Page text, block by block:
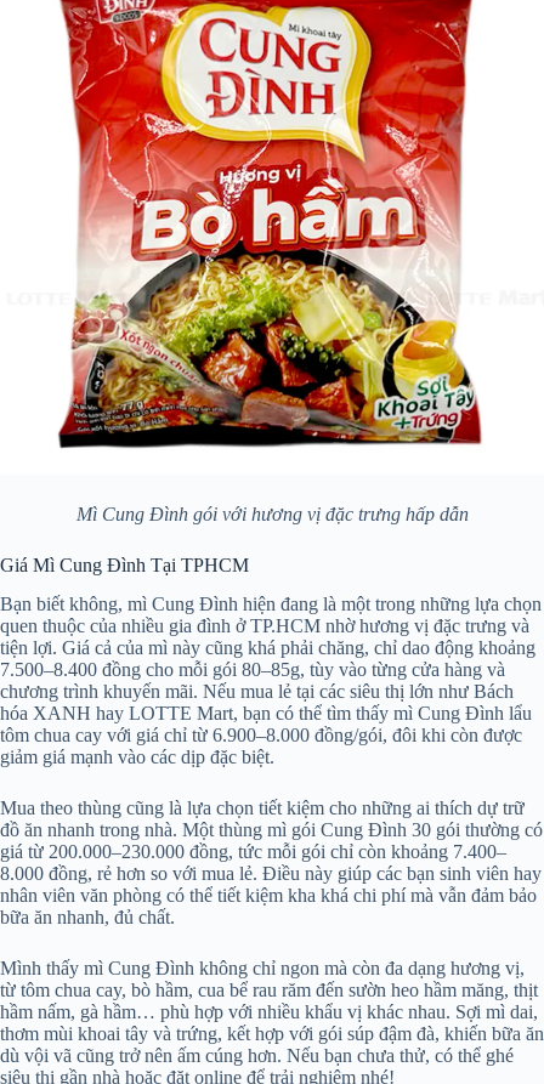
Mì Cung Đình gói với hương vị đặc trưng hấp dẫn
Giá Mì Cung Đình Tại TPHCM
Bạn biết không, mì Cung Đình hiện đang là một trong những lựa chọn
quen thuộc của nhiều gia đình ở TP.HCM nhờ hương vị đặc trưng và
tiện lợi. Giá cả của mì này cũng khá phải chăng, chỉ dao động khoảng
7.500–8.400 đồng cho mỗi gói 80–85g, tùy vào từng cửa hàng và
chương trình khuyến mãi. Nếu mua lẻ tại các siêu thị lớn như Bách
hóa XANH hay LOTTE Mart, bạn có thể tìm thấy mì Cung Đình lẩu
tôm chua cay với giá chỉ từ 6.900–8.000 đồng/gói, đôi khi còn được
giảm giá mạnh vào các dịp đặc biệt.
Mua theo thùng cũng là lựa chọn tiết kiệm cho những ai thích dự trữ
đồ ăn nhanh trong nhà. Một thùng mì gói Cung Đình 30 gói thường có
giá từ 200.000–230.000 đồng, tức mỗi gói chỉ còn khoảng 7.400–
8.000 đồng, rẻ hơn so với mua lẻ. Điều này giúp các bạn sinh viên hay
nhân viên văn phòng có thể tiết kiệm kha khá chi phí mà vẫn đảm bảo
bữa ăn nhanh, đủ chất.
Mình thấy mì Cung Đình không chỉ ngon mà còn đa dạng hương vị,
từ tôm chua cay, bò hầm, cua bể rau răm đến sườn heo hầm măng, thịt
hầm nấm, gà hầm… phù hợp với nhiều khẩu vị khác nhau. Sợi mì dai,
thơm mùi khoai tây và trứng, kết hợp với gói súp đậm đà, khiến bữa ăn
dù vội vã cũng trở nên ấm cúng hơn. Nếu bạn chưa thử, có thể ghé
siêu thị gần nhà hoặc đặt online để trải nghiệm nhé!